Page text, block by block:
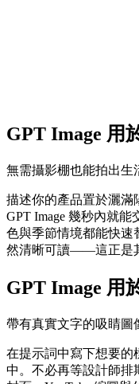
GPT Image 用
無需攝影棚也能拍出生
描述你的產品置於灑滿
GPT Image 幾秒內就
色與季節情境都能快速
然清晰可讀——這正是
GPT Image 用
帶有真實文字的吸睛圖
在提示詞中寫下想要的
中。不必再等設計師排